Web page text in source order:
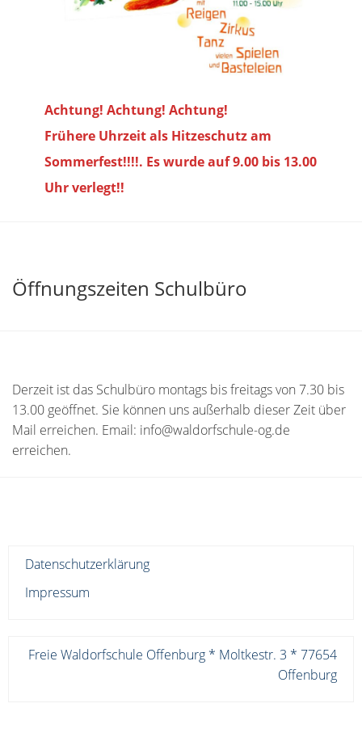
Achtung! Achtung! Achtung!
Frühere Uhrzeit als Hitzeschutz am
Sommerfest!!!!. Es wurde auf 9.00 bis 13.00
Uhr verlegt!!
Öffnungszeiten Schulbüro
Derzeit ist das Schulbüro montags bis freitags von 7.30 bis
13.00 geöffnet. Sie können uns außerhalb dieser Zeit über
Mail erreichen. Email: info@waldorfschule-og.de
erreichen.
Datenschutzerklärung
Impressum
Freie Waldorfschule Offenburg * Moltkestr. 3 * 77654
Offenburg